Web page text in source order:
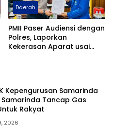
Daerah
PMII Paser Audiensi dengan
Polres, Laporkan
Kekerasan Aparat usai
Kepengurusan Samarinda
Samarinda Tancap Gas
Rakyat
2026